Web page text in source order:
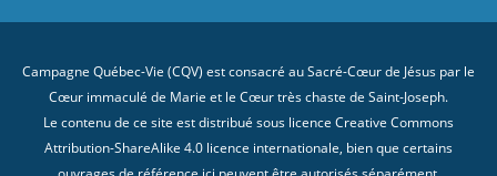
Campagne Québec-Vie (CQV) est consacré au Sacré-Cœur de Jésus par le
Cœur immaculé de Marie et le Cœur très chaste de Saint-Joseph.
Le contenu de ce site est distribué sous licence Creative Commons
Attribution-ShareAlike 4.0 licence internationale, bien que certains